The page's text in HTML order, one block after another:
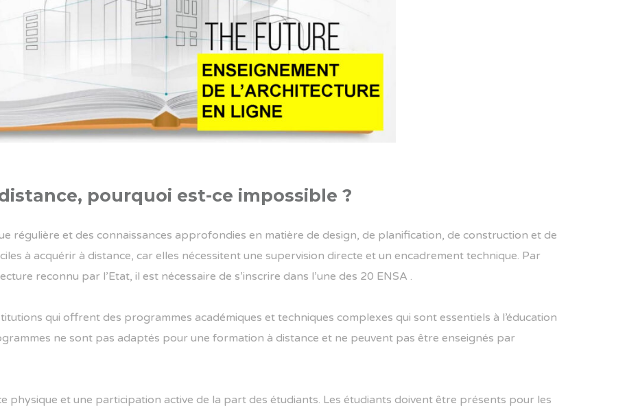
pourquoi est-ce impossible ?
régulière et des connaissances approfondies en matière de design, de planification, de construction et de
à acquérir à distance, car elles nécessitent une supervision directe et un encadrement technique. Par
reconnu par l’Etat, il est nécessaire de s’inscrire dans l’une des 20 ENSA .
qui offrent des programmes académiques et techniques complexes qui sont essentiels à l’éducation
ne sont pas adaptés pour une formation à distance et ne peuvent pas être enseignés par
physique et une participation active de la part des étudiants. Les étudiants doivent être présents pour les